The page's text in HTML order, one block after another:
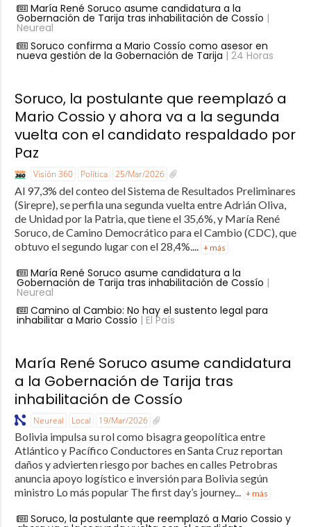
María René Soruco asume candidatura a la
Gobernación de Tarija tras inhabilitación de Cossío |
Neureal
Soruco confirma a Mario Cossío como asesor en
nueva gestión de la Gobernación de Tarija | 24 Horas
Soruco, la postulante que reemplazó a
Mario Cossio y ahora va a la segunda
vuelta con el candidato respaldado por
Paz
Visión 360 Política 25/Mar/2026
Al 97,3% del conteo del Sistema de Resultados Preliminares
(Sirepre), se perfila una segunda vuelta entre Adrián Oliva,
de Unidad por la Patria, que tiene el 35,6%, y María René
Soruco, de Camino Democrático para el Cambio (CDC), que
obtuvo el segundo lugar con el 28,4%....
+ más
María René Soruco asume candidatura a la
Gobernación de Tarija tras inhabilitación de Cossío |
Neureal
Camino al Cambio: No hay el sustento legal para
inhabilitar a Mario Cossío | El País
María René Soruco asume candidatura
a la Gobernación de Tarija tras
inhabilitación de Cossío
Neureal Local 19/Mar/2026
Bolivia impulsa su rol como bisagra geopolítica entre
Atlántico y Pacífico Conductores en Santa Cruz reportan
daños y advierten riesgo por baches en calles Petrobras
anuncia apoyo logístico e inversión para Bolivia según
ministro Lo más popular The first day’s journey... + más
Soruco, la postulante que reemplazó a Mario Cossio y